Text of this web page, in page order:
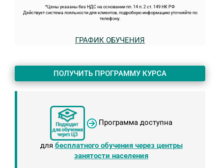
*Цены указаны без НДС на основании пп. 14 п. 2 ст. 149 НК РФ
Действует система лояльности для клиентов, подробную информацию уточняйте по
телефону.
ГРАФИК ОБУЧЕНИЯ
ПОЛУЧИТЬ ПРОГРАММУ КУРСА
Программа доступна
для бесплатного обучения через центры
занятости населения